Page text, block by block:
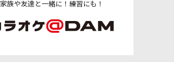
家族や友達と一緒に！練習にも！